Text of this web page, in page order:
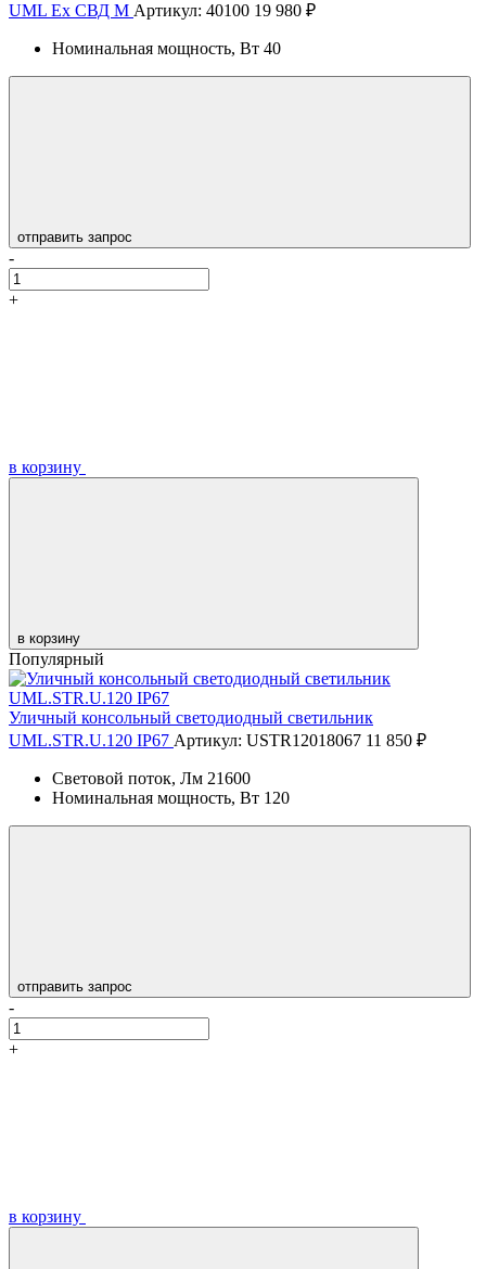
UML Ex СВД M Артикул: 40100 19 980 ₽
Номинальная мощность, Вт 40
отправить запрос
-
+
в корзину
в корзину
Популярный
Уличный консольный светодиодный светильник
UML.STR.U.120 IP67 Артикул: USTR12018067 11 850 ₽
Световой поток, Лм 21600
Номинальная мощность, Вт 120
отправить запрос
-
+
в корзину